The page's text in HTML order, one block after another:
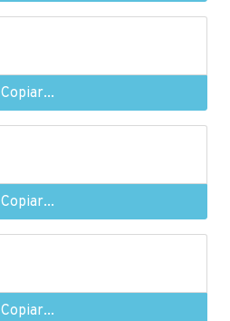
Copiar...
Copiar...
Copiar...